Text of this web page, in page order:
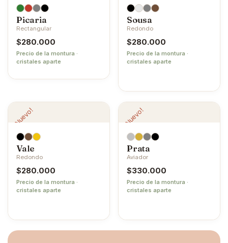
Picaria
Rectangular
$280.000
Precio de la montura ·
cristales aparte
Sousa
Redondo
$280.000
Precio de la montura ·
cristales aparte
¡Nuevo!
Vale
Redondo
$280.000
Precio de la montura ·
cristales aparte
¡Nuevo!
Prata
Aviador
$330.000
Precio de la montura ·
cristales aparte